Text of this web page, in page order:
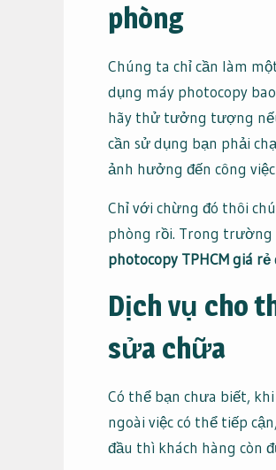
phòng
Chúng ta chỉ cần làm
dụng máy photocopy
hãy thử tưởng tượng
cần sử dụng bạn phải
ảnh hưởng đến công việc
Chỉ với chừng đó thôi
phòng rồi. Trong trường
photocopy TPHCM giá rẻ
Dịch vụ cho
sửa chữa
Có thể bạn chưa biết,
ngoài việc có thể tiếp
đầu thì khách hàng còn